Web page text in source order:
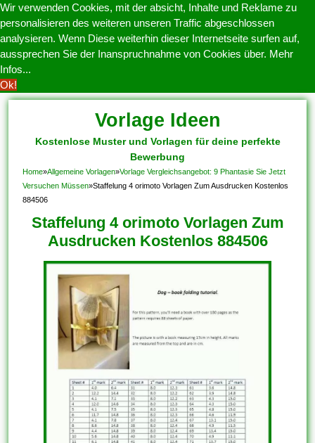
Wir verwenden Cookies, mit der absicht, Inhalte und Reklame zu
personalisieren des weiteren unseren Traffic abgeschlossen
analysieren. Wenn Diese weiterhin dieser Internetseite surfen auf,
aussprechen Sie der Inanspruchnahme von Cookies über. Mehr
Infos...
Ok!
Vorlage Ideen
Kostenlose Muster und Vorlagen für deine perfekte
Bewerbung
Home»Allgemeine Vorlagen»Vorlage Vergleichsangebot: 9 Phantasie Sie Jetzt
Versuchen Müssen»Staffelung 4 orimoto Vorlagen Zum Ausdrucken Kostenlos
884506
Staffelung 4 orimoto Vorlagen Zum
Ausdrucken Kostenlos 884506